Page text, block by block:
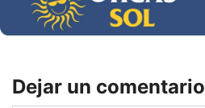
Dejar un comentario